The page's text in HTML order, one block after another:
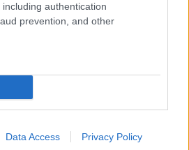
authentication
prevention, and other
Data Access Privacy Policy
Gallura, nuove regole per la
incanta il gala del Big Art